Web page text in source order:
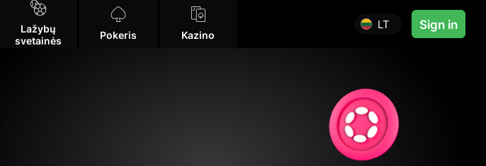
Lažybų
svetainės
Pokeris Kazino
LT Sign in